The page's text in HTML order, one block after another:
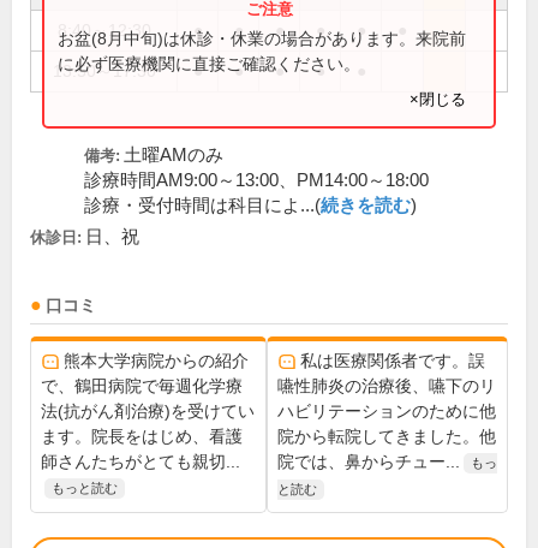
8:40～12:30 ● ● ● ● ●
13:50～17:30 ● ● ● ●
お盆(8月中旬)は休診・休業の場合があります。来院前
に必ず医療機関に直接ご確認ください。
×閉じる
備考: 土曜AMのみ
診療時間AM9:00～13:00、PM14:00～18:00
診療・受付時間は科目によ...(続きを読む)
休診日: 日、祝
口コミ
熊本大学病院からの紹介
で、鶴田病院で毎週化学療
法(抗がん剤治療)を受けてい
ます。院長をはじめ、看護
師さんたちがとても親切...
もっと読む
私は医療関係者です。誤
嚥性肺炎の治療後、嚥下のリ
ハビリテーションのために他
院から転院してきました。他
院では、鼻からチュー...
もっ
と読む